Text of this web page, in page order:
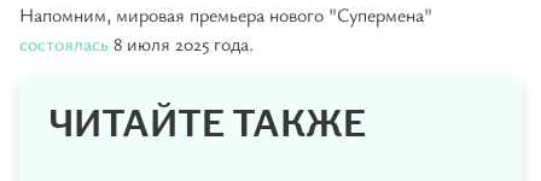
Напомним, мировая премьера нового "Супермена"
состоялась8 июля 2025 года.
ЧИТАЙТЕ ТАКЖЕ